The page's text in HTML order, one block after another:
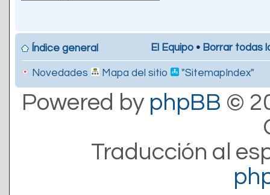
Índice general El Equipo • Borrar todas
Novedades Mapa del sitio "SitemapIndex"
Powered by phpBB ©
Traducción al